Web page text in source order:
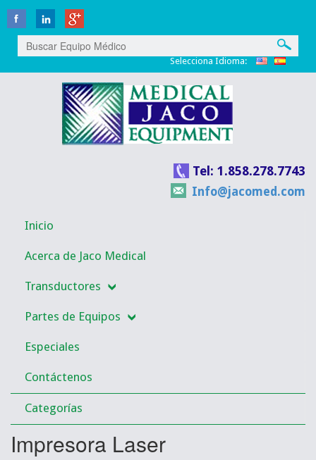
Selecciona Idioma:
Tel: 1.858.278.7743
Info@jacomed.com
Inicio
Acerca de Jaco Medical
Transductores
Partes de Equipos
Especiales
Contáctenos
Categorías
Impresora Laser